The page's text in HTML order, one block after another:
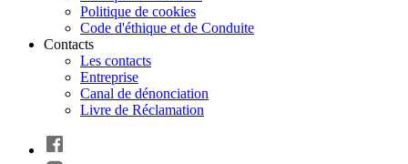
Politique de cookies
Code d'éthique et de Conduite
Contacts
Les contacts
Entreprise
Canal de dénonciation
Livre de Réclamation